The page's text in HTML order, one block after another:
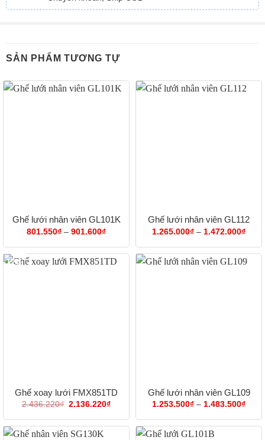
SẢN PHẨM TƯƠNG TỰ
Ghế lưới nhân viên GL101K
801.550₫ – 901.600₫Khoảng
từ
801.550₫
đến
Ghế lưới nhân viên GL112
1.265.000₫ – 1.472.000₫
từ
đến
-12%
Ghế xoay lưới FMX851TD
2.436.220₫ Giá
là:
2.436.220₫.
2.136.220₫Giá
tại
là:
2.136.220₫.
Ghế lưới nhân viên GL109
1.253.500₫ – 1.483.500₫
từ